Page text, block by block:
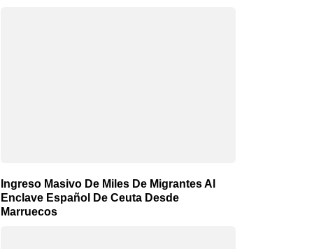
Ingreso Masivo De Miles De Migrantes Al
Enclave Español De Ceuta Desde
Marruecos